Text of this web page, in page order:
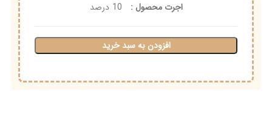
اجرت محصول :
10 درصد
افزودن به سبد خرید